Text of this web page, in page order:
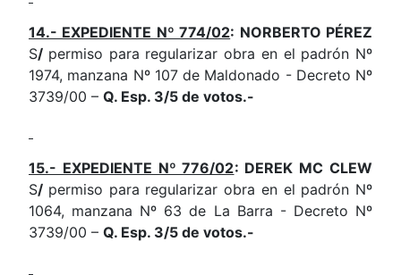
14.- EXPEDIENTE Nº 774/02: NORBERTO PÉREZ
S/ permiso para regularizar obra en el padrón Nº
1974, manzana Nº 107 de Maldonado - Decreto Nº
3739/00 – Q. Esp. 3/5 de votos.-
15.- EXPEDIENTE Nº 776/02: DEREK MC CLEW
S/ permiso para regularizar obra en el padrón Nº
1064, manzana Nº 63 de La Barra - Decreto Nº
3739/00 – Q. Esp. 3/5 de votos.-